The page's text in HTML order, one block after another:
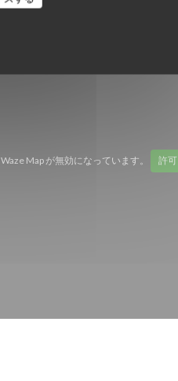
Waze Map が無効になっています。 許可